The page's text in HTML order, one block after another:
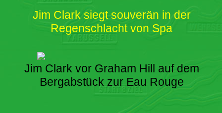
Jim Clark siegt souverän in der
Regenschlacht von Spa
Jim Clark vor Graham Hill auf dem
Bergabstück zur Eau Rouge